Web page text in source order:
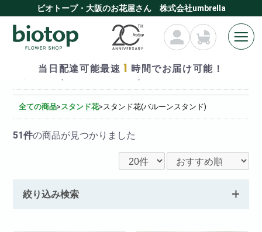
ビオトープ・大阪のお花屋さん 株式会社umbrella
当日配達可能最速 1 時間でお届け可能！
スタンド花(バルーンスタンド)
全ての商品> スタンド花> スタンド花(バルーンスタンド)
51件の商品が見つかりました
絞り込み検索